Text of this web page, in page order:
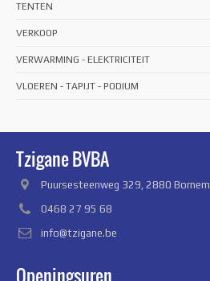
TENTEN
VERKOOP
VERWARMING - ELEKTRICITEIT
VLOEREN - TAPIJT - PODIUM
Tzigane BVBA
Puursesteenweg 329, 2880 Bornem
0468 27 95 68
info@tzigane.be
Openingsuren